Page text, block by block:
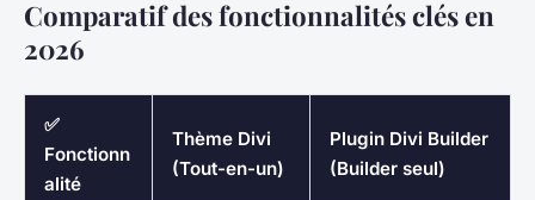
Comparatif des fonctionnalités clés en
2026
✅
Fonctionn
alité
Thème Divi
(Tout-en-un)
Plugin Divi Builder
(Builder seul)